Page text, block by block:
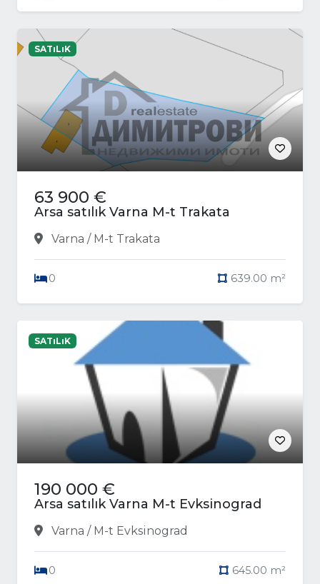
SATıLıK
63 900 €
Arsa satılık Varna M-t Trakata
Varna / M-t Trakata
0 639.00 m²
SATıLıK
190 000 €
Arsa satılık Varna M-t Evksinograd
Varna / M-t Evksinograd
0 645.00 m²